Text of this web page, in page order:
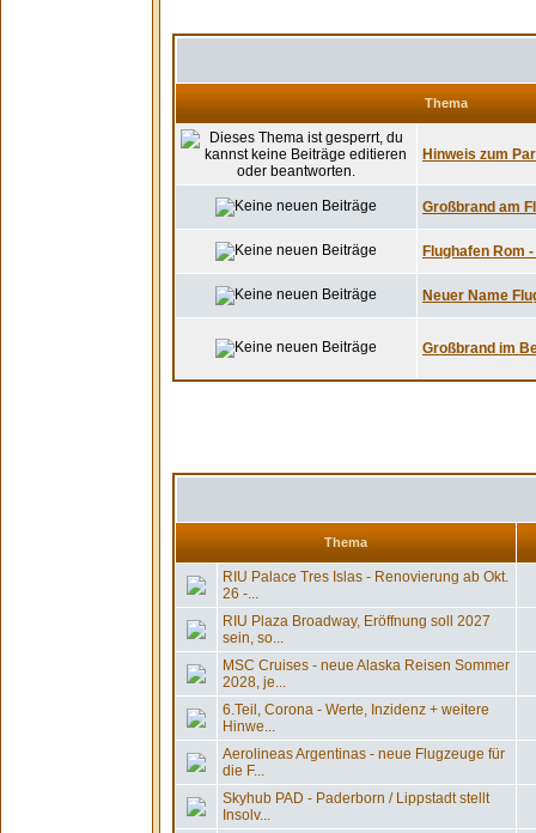
Thema
Hinweis zum
Großbrand am
Flughafen Rom
Neuer Name
Großbrand im
Thema
RIU Palace Tres Islas - Renovierung ab Okt.
26 -...
RIU Plaza Broadway, Eröffnung soll 2027
sein, so...
MSC Cruises - neue Alaska Reisen Sommer
2028, je...
6.Teil, Corona - Werte, Inzidenz + weitere
Hinwe...
Aerolineas Argentinas - neue Flugzeuge für
die F...
Skyhub PAD - Paderborn / Lippstadt stellt
Insolv...